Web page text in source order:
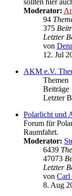
Moderator:
94
375
Letzter
von
12. Jul
AKM e.V.
Themen
Beiträge
Letzter
Polarlicht und
Forum für
Raumfahrt.
Moderator:
6439
47073
Letzter
von Carl
8. Aug